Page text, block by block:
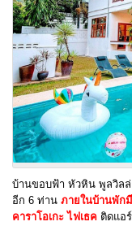
บ้านขอบฟ้า หัวหิน พูลวิลล่
อีก 6 ท่าน ภายในบ้านพัก
คาราโอเกะ ไฟเธค ติดแอ